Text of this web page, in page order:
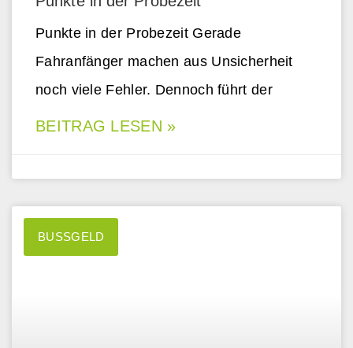
Punkte in der Probezeit Gerade
Fahranfänger machen aus Unsicherheit
noch viele Fehler. Dennoch führt der
BEITRAG LESEN »
BUSSGELD